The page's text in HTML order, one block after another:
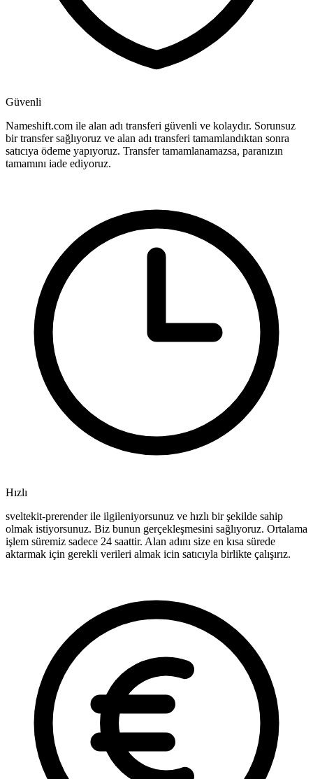
Güvenli
Nameshift.com ile alan adı transferi güvenli ve kolaydır. Sorunsuz
bir transfer sağlıyoruz ve alan adı transferi tamamlandıktan sonra
satıcıya ödeme yapıyoruz. Transfer tamamlanamazsa, paranızın
tamamını iade ediyoruz.
Hızlı
sveltekit-prerender ile ilgileniyorsunuz ve hızlı bir şekilde sahip
olmak istiyorsunuz. Biz bunun gerçekleşmesini sağlıyoruz. Ortalama
işlem süremiz sadece 24 saattir. Alan adını size en kısa sürede
aktarmak için gerekli verileri almak icin satıcıyla birlikte çalışırız.